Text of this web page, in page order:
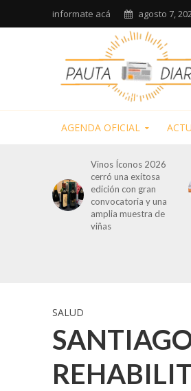
informate acá agosto 7,
AGENDA OFICIAL
Vinos Íconos 2026
cerró una exitosa
edición con gran
convocatoria y una
amplia muestra de
viñas
SALUD